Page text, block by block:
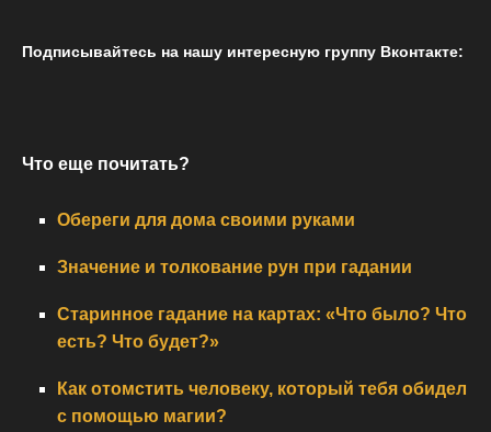
Подписывайтесь на нашу интересную группу Вконтакте:
Что еще почитать?
Обереги для дома своими руками
Значение и толкование рун при гадании
Старинное гадание на картах: «Что было? Что
есть? Что будет?»
Как отомстить человеку, который тебя обидел
с помощью магии?